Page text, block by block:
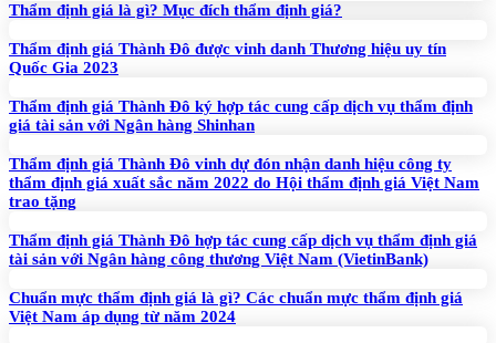
Thẩm định giá là gì? Mục đích thẩm định giá?
Thẩm định giá Thành Đô được vinh danh Thương hiệu uy tín
Quốc Gia 2023
Thẩm định giá Thành Đô ký hợp tác cung cấp dịch vụ thẩm định
giá tài sản với Ngân hàng Shinhan
Thẩm định giá Thành Đô vinh dự đón nhận danh hiệu công ty
thẩm định giá xuất sắc năm 2022 do Hội thẩm định giá Việt Nam
trao tặng
Thẩm định giá Thành Đô hợp tác cung cấp dịch vụ thẩm định giá
tài sản với Ngân hàng công thương Việt Nam (VietinBank)
Chuẩn mực thẩm định giá là gì? Các chuẩn mực thẩm định giá
Việt Nam áp dụng từ năm 2024